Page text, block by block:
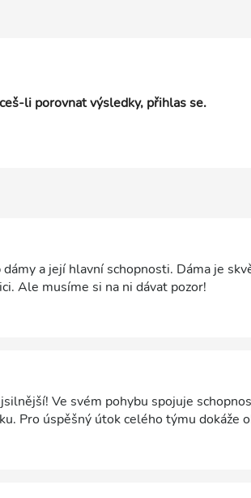
li porovnat výsledky, přihlas se.
a její hlavní schopnosti. Dáma je
Ale musíme si na ni dávat pozor!
Ve svém pohybu spojuje
Pro úspěšný útok celého týmu dokáže